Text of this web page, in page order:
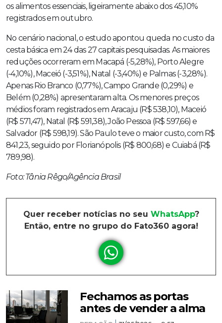
os alimentos essenciais, ligeiramente abaixo dos 45,10%
registrados em outubro.
No cenário nacional, o estudo apontou queda no custo da
cesta básica em 24 das 27 capitais pesquisadas. As maiores
reduções ocorreram em Macapá (-5,28%), Porto Alegre
(-4,10%), Maceió (-3,51%), Natal (-3,40%) e Palmas (-3,28%).
Apenas Rio Branco (0,77%), Campo Grande (0,29%) e
Belém (0,28%) apresentaram alta. Os menores preços
médios foram registrados em Aracaju (R$ 538,10), Maceió
(R$ 571,47), Natal (R$ 591,38), João Pessoa (R$ 597,66) e
Salvador (R$ 598,19). São Paulo teve o maior custo, com R$
841,23, seguido por Florianópolis (R$ 800,68) e Cuiabá (R$
789,98).
Foto: Tânia Rêgo/Agência Brasil
Quer receber notícias no seu WhatsApp?
Então, entre no grupo do Fato360 agora!
Fechamos as portas
antes de vender a alma